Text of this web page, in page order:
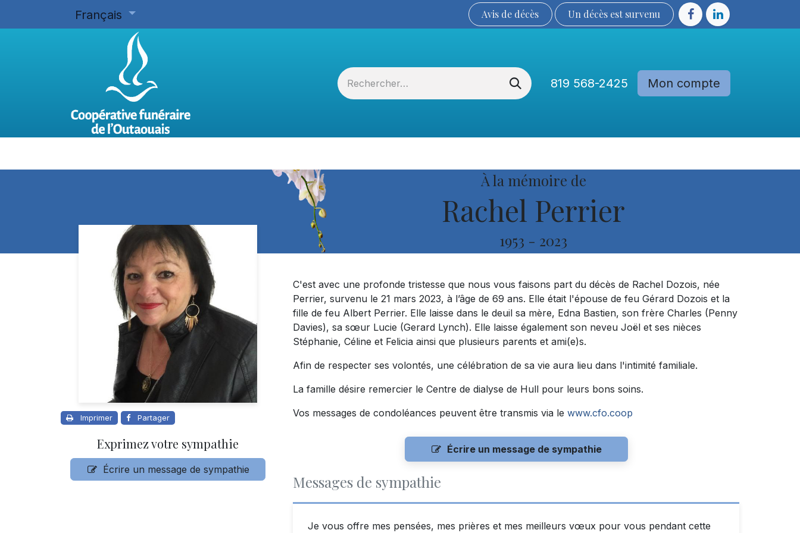
Français Avis de décès Un décès est sur​​​​​​​​ve​nu​​​​​​​​​​
819 568-2425 Mon compte
À la mémoire de
Rachel Perrier
1953 - 2023
Imprimer Partager
Exprimez votre sympathie
Écrire un message de sympathie
C'est avec une profonde tristesse que nous vous faisons part du décès de Rachel Dozois, née
Perrier, survenu le 21 mars 2023, à l’âge de 69 ans. Elle était l'épouse de feu Gérard Dozois et la
fille de feu Albert Perrier. Elle laisse dans le deuil sa mère, Edna Bastien, son frère Charles (Penny
Davies), sa sœur Lucie (Gerard Lynch). Elle laisse également son neveu Joël et ses nièces
Stéphanie, Céline et Felicia ainsi que plusieurs parents et ami(e)s.
Afin de respecter ses volontés, une célébration de sa vie aura lieu dans l'intimité familiale.
La famille désire remercier le Centre de dialyse de Hull pour leurs bons soins.
Vos messages de condoléances peuvent être transmis via le www.cfo.coop
Écrire un message de sympathie
Messages de sympathie
Je vous offre mes pensées, mes prières et mes meilleurs vœux pour vous pendant cette